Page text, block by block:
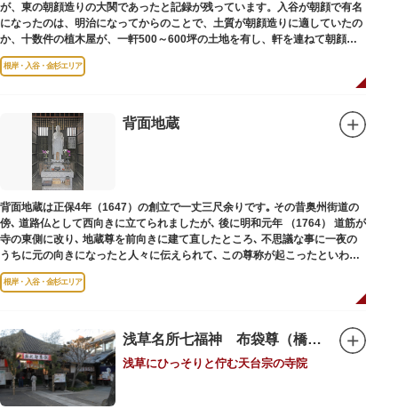
が、東の朝顔造りの大関であったと記録が残っています。入谷が朝顔で有名
になったのは、明治になってからのことで、土質が朝顔造りに適していたの
か、十数件の植木屋が、一軒500～600坪の土地を有し、軒を連ねて朝顔造
りをはじめました。
根岸・入谷・金杉エリア
背面地蔵
背面地蔵は正保4年（1647）の創立で一丈三尺余りです｡ その昔奥州街道の
傍､ 道路仏として西向きに立てられましたが､ 後に明和元年 （1764） 道筋が
寺の東側に改り､ 地蔵尊を前向きに建て直したところ､ 不思議な事に一夜の
うちに元の向きになったと人々に伝えられて､ この尊称が起こったといわれ
ています｡薬王寺（やくおうじ）にあります。
根岸・入谷・金杉エリア
浅草名所七福神 布袋尊（橋場不動尊）
浅草にひっそりと佇む天台宗の寺院